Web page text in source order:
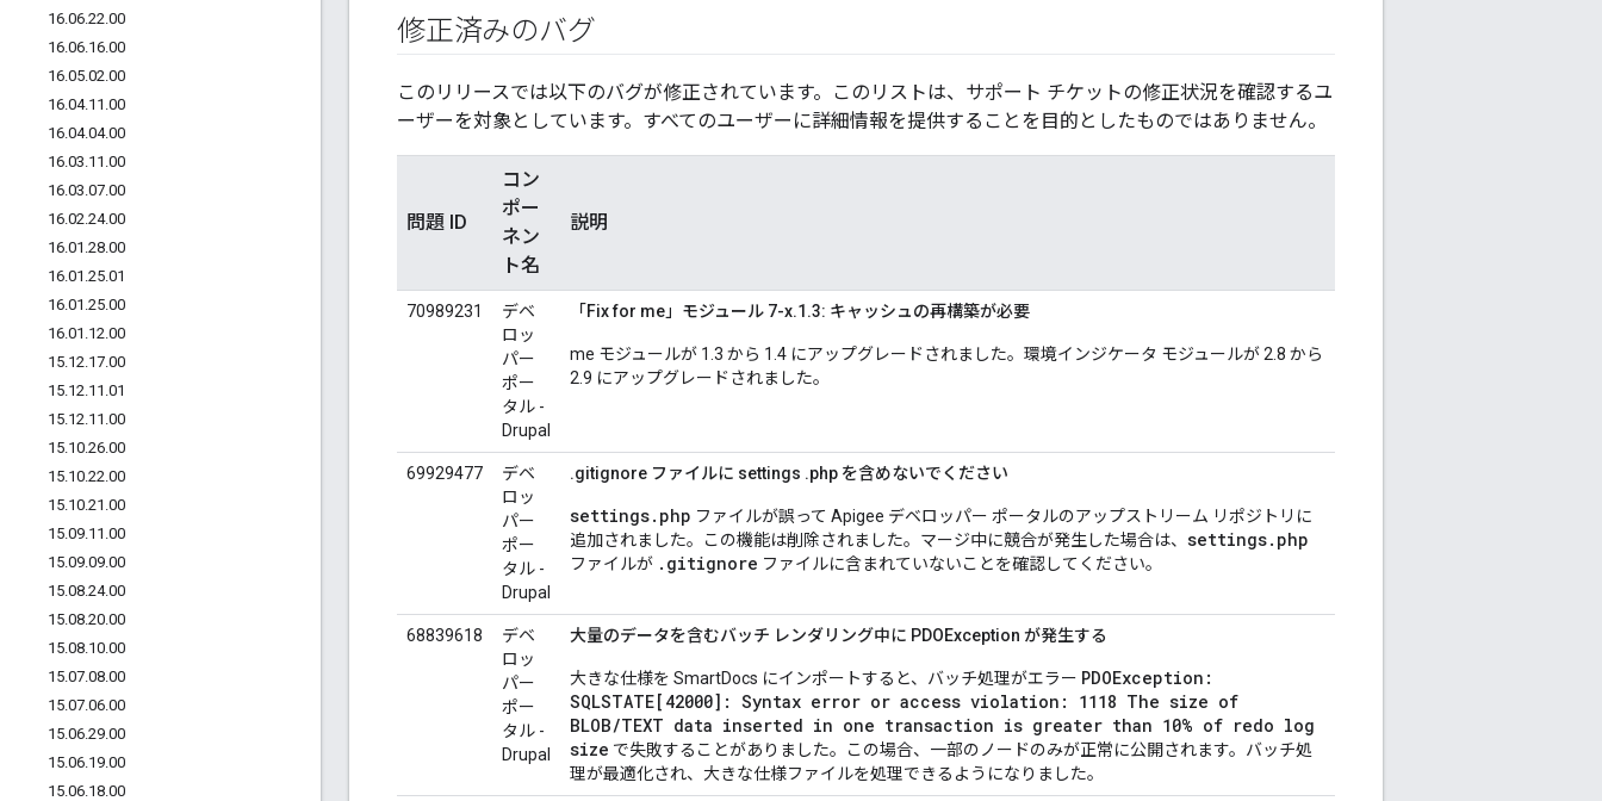
16.06.22.00
16.06.16.00
16.05.02.00
16.04.11 .00
16.04.04.00
16.03.11 .00
16.03.07.00
16.02.24.00
16.01 .28.00
16.01 .25.01
16.01 .25.00
16.01 .12.00
15.12.17.00
15.12.11 .01
15.12.11 .00
15.10.26.00
15.10.22.00
15.10.21 .00
15.09.11 .00
15.09.09.00
15.08.24.00
15.08.20.00
15.08.10.00
15.07.08.00
15.07.06.00
15.06.29.00
15.06.19.00
15.06.18.00
修正済みのバグ
このリリースでは以下のバグが修正されています。このリストは、サポート チケットの修正状況を確認するユ
ーザーを対象としています。すべてのユーザーに詳細情報を提供することを目的としたものではありません。
問題 ID
コン
ポー
ネン
ト名
説明
70989231
デベ
ロッ
パー
ポー
タル -
Drupal
「Fix for me」モジュール 7-x.1.3: キャッシュの再構築が必要
me モジュールが 1.3 から 1.4 にアップグレードされました。環境インジケータ モジュールが 2.8 から
2.9 にアップグレードされました。
69929477
デベ
ロッ
パー
ポー
タル -
Drupal
.gitignore ファイルに settings .php を含めないでください
settings.php ファイルが誤って Apigee デベロッパー ポータルのアップストリーム リポジトリに
追加されました。この機能は削除されました。マージ中に競合が発生した場合は、 settings.php
ファイルが .gitignore ファイルに含まれていないことを確認してください。
68839618
デベ
ロッ
パー
ポー
タル -
Drupal
大量のデータを含むバッチ レンダリング中に PDOException が発生する
大きな仕様を SmartDocs にインポートすると、バッチ処理がエラー PDOException:
SQLSTATE[42000]: Syntax error or access violation: 1118 The size of
BLOB/TEXT data inserted in one transaction is greater than 10% of redo log
size で失敗することがありました。この場合、一部のノードのみが正常に公開されます。バッチ処
理が最適化され、大きな仕様ファイルを処理できるようになりました。